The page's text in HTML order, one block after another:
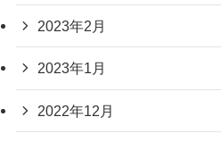
2023年2月
2023年1月
2022年12月